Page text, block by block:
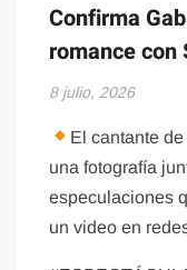
Confirma
romance con
8 julio, 2026
El cantante
una fotografía
especulaciones
un video en